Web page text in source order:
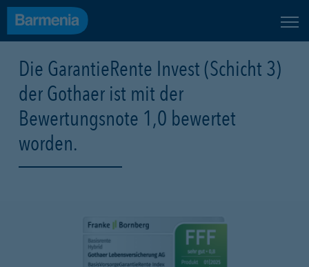
Die GarantieRente Invest (Schicht 3)
der Gothaer ist mit der
Bewertungsnote 1,0 bewertet
worden.